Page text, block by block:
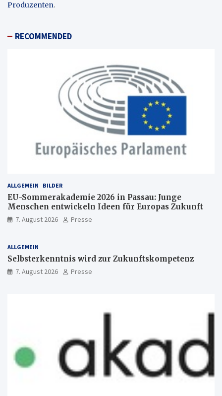
Produzenten.
RECOMMENDED
ALLGEMEIN BILDER
EU-Sommerakademie 2026 in Passau: Junge
Menschen entwickeln Ideen für Europas Zukunft
7. August 2026 Presse
ALLGEMEIN
Selbsterkenntnis wird zur Zukunftskompetenz
7. August 2026 Presse